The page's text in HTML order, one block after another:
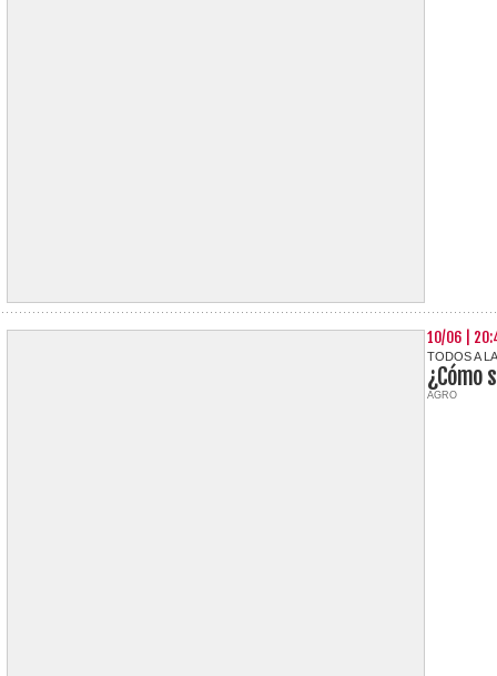
10/06 |
TODOS A
¿Cómo
AGRO